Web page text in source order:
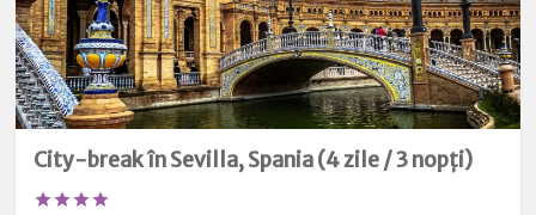
City-break în Sevilla, Spania (4 zile / 3 nopți)
